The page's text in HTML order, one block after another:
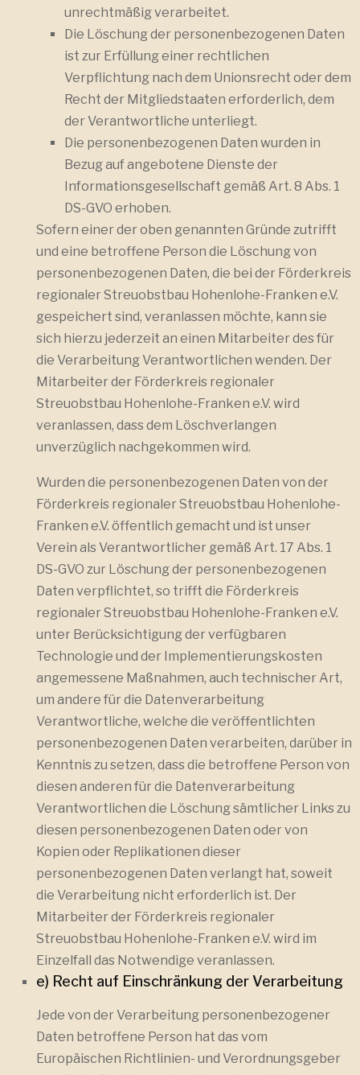
unrechtmäßig verarbeitet.
Die Löschung der personenbezogenen Daten
ist zur Erfüllung einer rechtlichen
Verpflichtung nach dem Unionsrecht oder dem
Recht der Mitgliedstaaten erforderlich, dem
der Verantwortliche unterliegt.
Die personenbezogenen Daten wurden in
Bezug auf angebotene Dienste der
Informationsgesellschaft gemäß Art. 8 Abs. 1
DS-GVO erhoben.
Sofern einer der oben genannten Gründe zutrifft
und eine betroffene Person die Löschung von
personenbezogenen Daten, die bei der Förderkreis
regionaler Streuobstbau Hohenlohe-Franken e.V.
gespeichert sind, veranlassen möchte, kann sie
sich hierzu jederzeit an einen Mitarbeiter des für
die Verarbeitung Verantwortlichen wenden. Der
Mitarbeiter der Förderkreis regionaler
Streuobstbau Hohenlohe-Franken e.V. wird
veranlassen, dass dem Löschverlangen
unverzüglich nachgekommen wird.
Wurden die personenbezogenen Daten von der
Förderkreis regionaler Streuobstbau Hohenlohe-
Franken e.V. öffentlich gemacht und ist unser
Verein als Verantwortlicher gemäß Art. 17 Abs. 1
DS-GVO zur Löschung der personenbezogenen
Daten verpflichtet, so trifft die Förderkreis
regionaler Streuobstbau Hohenlohe-Franken e.V.
unter Berücksichtigung der verfügbaren
Technologie und der Implementierungskosten
angemessene Maßnahmen, auch technischer Art,
um andere für die Datenverarbeitung
Verantwortliche, welche die veröffentlichten
personenbezogenen Daten verarbeiten, darüber in
Kenntnis zu setzen, dass die betroffene Person von
diesen anderen für die Datenverarbeitung
Verantwortlichen die Löschung sämtlicher Links zu
diesen personenbezogenen Daten oder von
Kopien oder Replikationen dieser
personenbezogenen Daten verlangt hat, soweit
die Verarbeitung nicht erforderlich ist. Der
Mitarbeiter der Förderkreis regionaler
Streuobstbau Hohenlohe-Franken e.V. wird im
Einzelfall das Notwendige veranlassen.
e) Recht auf Einschränkung der Verarbeitung
Jede von der Verarbeitung personenbezogener
Daten betroffene Person hat das vom
Europäischen Richtlinien- und Verordnungsgeber